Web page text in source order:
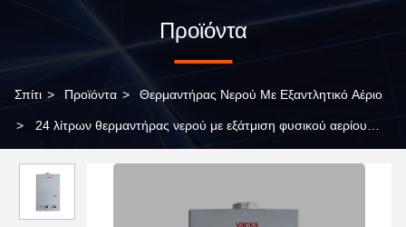
Προϊόντα
Σπίτι > Προϊόντα > Θερμαντήρας Νερού Με Εξαντλητικό Αέριο
> 24 λίτρων θερμαντήρας νερού με εξάτμιση φυσικού αερίου